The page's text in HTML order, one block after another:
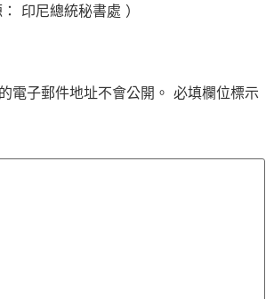
印尼總統秘書處 ）
電子郵件地址不會公開。 必填欄位標示